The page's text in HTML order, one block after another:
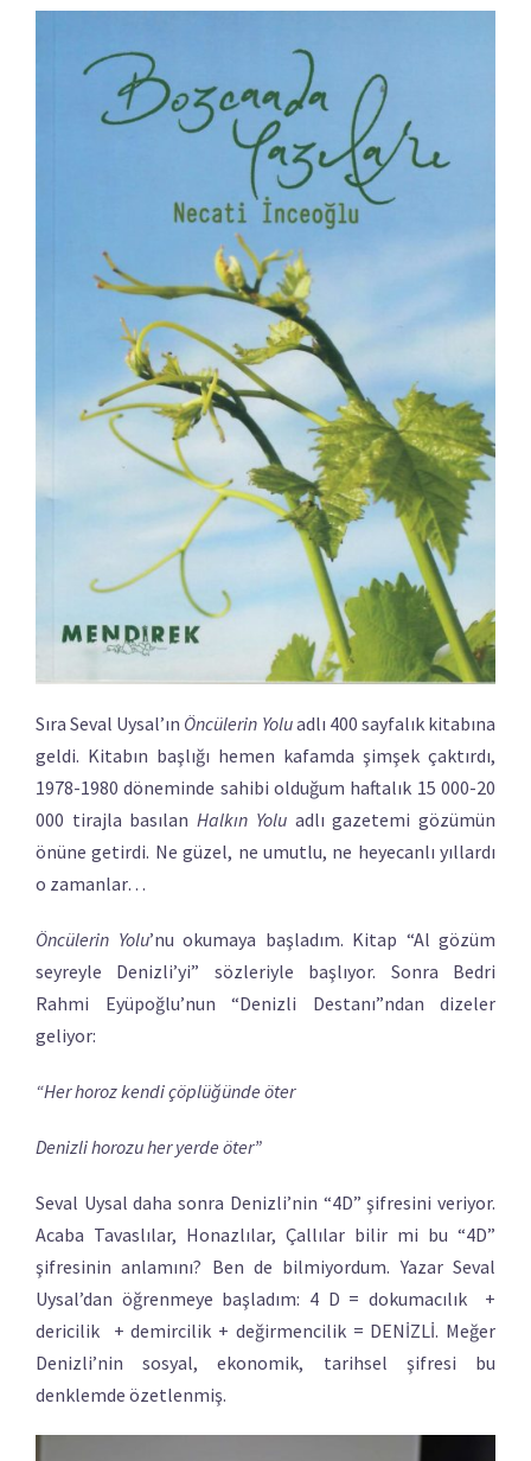
Sıra Seval Uysal’ın Öncülerin Yoluadlı 400 sayfalık kitabına
geldi. Kitabın başlığı hemen kafamda şimşek çaktırdı,
1978-1980 döneminde sahibi olduğum haftalık 15 000-20
000 tirajla basılanHalkın Yoluadlı gazetemi gözümün
önüne getirdi. Ne güzel, ne umutlu, ne heyecanlı yıllardı
o zamanlar…
Öncülerin Yolu’nu okumaya başladım. Kitap “Al gözüm
seyreyle Denizli’yi” sözleriyle başlıyor. Sonra Bedri
Rahmi Eyüpoğlu’nun “Denizli Destanı”ndan dizeler
geliyor:
“Her horoz kendi çöplüğünde öter
Denizli horozu her yerde öter”
Seval Uysal daha sonra Denizli’nin “4D” şifresini veriyor.
Acaba Tavaslılar, Honazlılar, Çallılar bilir mi bu “4D”
şifresinin anlamını? Ben de bilmiyordum. Yazar Seval
Uysal’dan öğrenmeye başladım: 4 D = dokumacılık +
dericilik + demircilik + değirmencilik = DENİZLİ. Meğer
Denizli’nin sosyal, ekonomik, tarihsel şifresi bu
denklemde özetlenmiş.